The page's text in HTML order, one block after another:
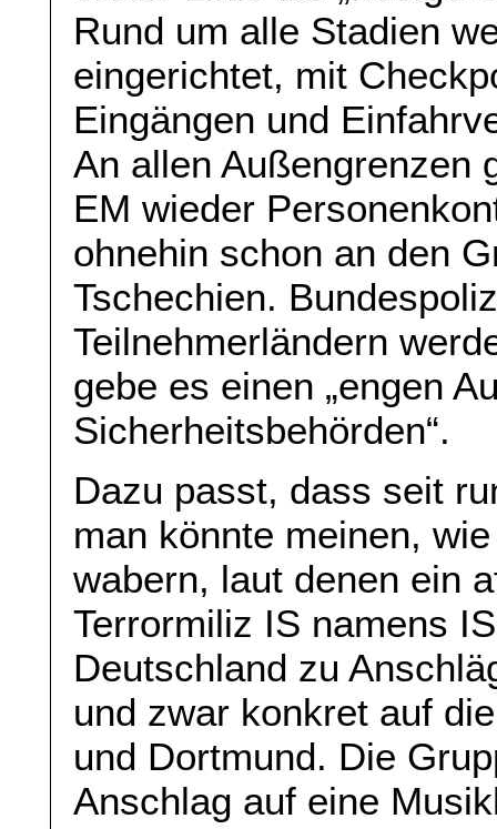
Rund um alle Stadien
eingerichtet, mit
Eingängen und
An allen Außengrenzen
EM wieder
ohnehin schon an den
Tschechien.
Teilnehmerländern
gebe es einen „engen
Sicherheitsbehörden“.
Dazu passt, dass seit
man könnte meinen,
wabern, laut denen ein
Terrormiliz IS namens
Deutschland zu
und zwar konkret auf
und Dortmund. Die
Anschlag auf eine